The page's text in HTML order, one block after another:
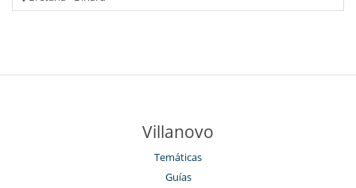
Villanovo
Temáticas
Guías